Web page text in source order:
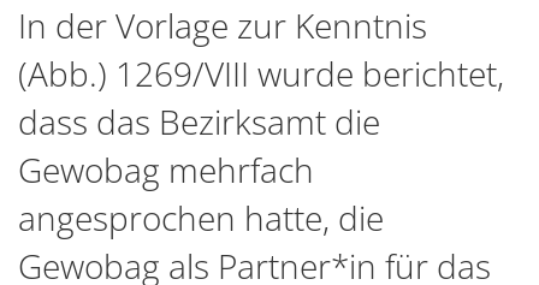
In der Vorlage zur Kenntnis
(Abb.) 1269/VIII wurde berichtet,
dass das Bezirksamt die
Gewobag mehrfach
angesprochen hatte, die
Gewobag als Partner*in für das